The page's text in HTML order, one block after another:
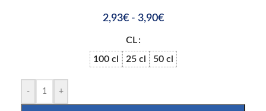
2,93€ - 3,90€
CL
100 cl
25 cl 50 cl
- +